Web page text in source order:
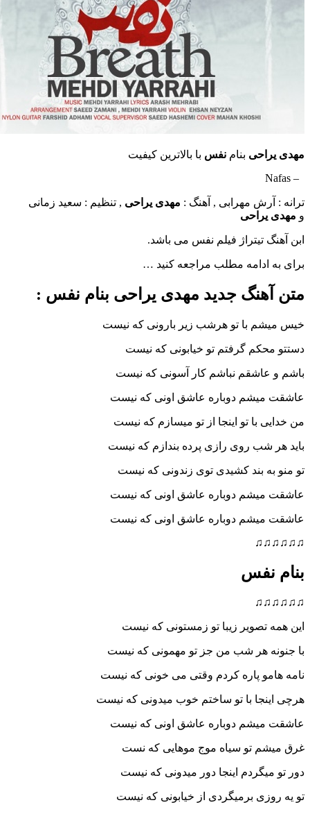
بنام نفسبا بالاترین کیفیت
مهرابی , آهنگ : مهدی یراحی, تنظیم : سعید زمانی
تیتراژ فیلم نفس می باشد.
ادامه مطلب مراجعه کنید …
جدید مهدی یراحی بنام نفس :
با تو هرشب زیر بارونی که نیست
گرفتم تو خیابونی که نیست
نباشم کار آسونی که نیست
دوباره عاشق اونی که نیست
با تو اینجا از تو میسازم که نیست
شب روی رازی پرده بندازم که نیست
بند کشیدی توی زندونی که نیست
دوباره عاشق اونی که نیست
دوباره عاشق اونی که نیست
زیبا تو زمستونی که نیست
هر شب من جز تو مهمونی که نیست
پاره کردم وقتی می خونی که نیست
با تو ساختم خوب میدونی که نیست
دوباره عاشق اونی که نیست
تو سیاه موج موهایی که نست
اینجا دور میدونی که نیست
برمیگردی از خیابونی که نیست